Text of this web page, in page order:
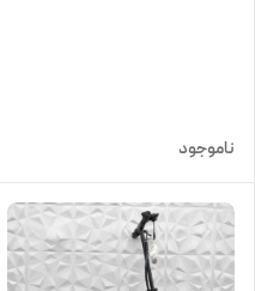
ناموجود